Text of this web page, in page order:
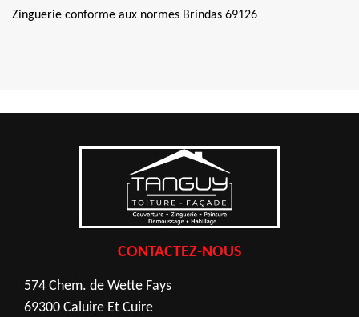
Zinguerie conforme aux normes Brindas 69126
CONTACTEZ-NOUS
574 Chem. de Wette Fays
69300 Caluire Et Cuire